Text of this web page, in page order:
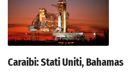
Caraibi: Stati Uniti, Bahamas